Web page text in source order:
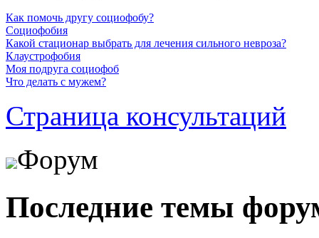
Как помочь другу социофобу?
Социофобия
Какой стационар выбрать для лечения сильного невроза?
Клаустрофобия
Моя подруга социофоб
Что делать с мужем?
Страница консультаций
Форум
Последние темы